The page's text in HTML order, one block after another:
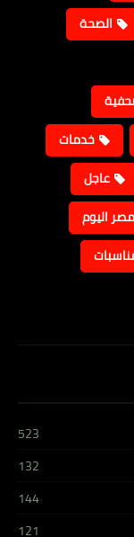
الصحة
خدمات
عاجل
مصر اليوم
523
132
144
121